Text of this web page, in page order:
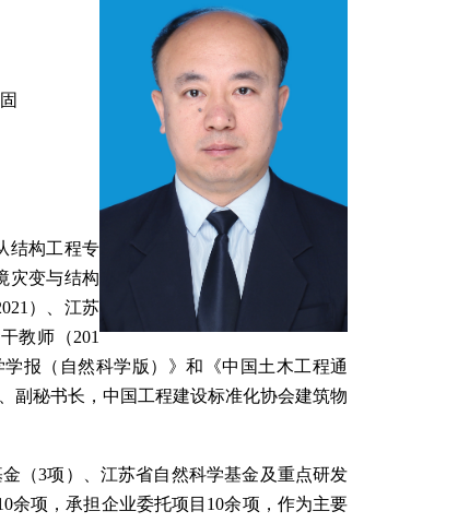
结构工程专
灾变与结构
）、江苏
教师（201
报（自然科学版）》和《中国土木工程通
副秘书长，中国工程建设标准化协会建筑物
（3项）
江苏省自然科学基金及重点研发
余项，承担企业委托项目 10余项，作为主要